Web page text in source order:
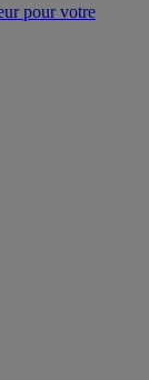
pour votre